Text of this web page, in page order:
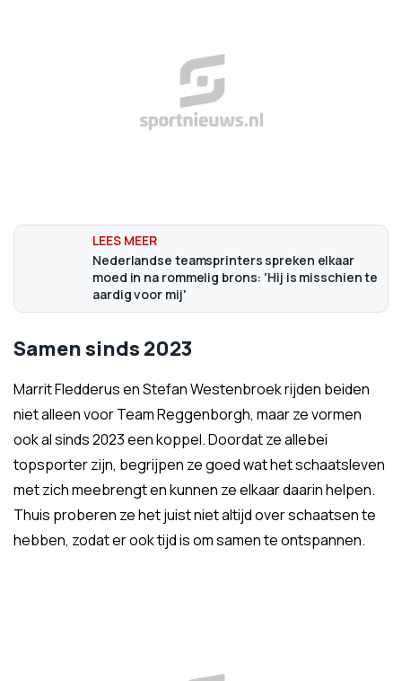
Nederlandse teamsprinters spreken elkaar
moed in na rommelig brons: 'Hij is misschien te
aardig voor mij'
Samen sinds 2023
Marrit Fledderus en Stefan Westenbroek rijden beiden
niet alleen voor Team Reggenborgh, maar ze vormen
ook al sinds 2023 een koppel. Doordat ze allebei
topsporter zijn, begrijpen ze goed wat het schaatsleven
met zich meebrengt en kunnen ze elkaar daarin helpen.
Thuis proberen ze het juist niet altijd over schaatsen te
hebben, zodat er ook tijd is om samen te ontspannen.